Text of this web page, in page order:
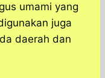
umami yang
juga
daerah dan